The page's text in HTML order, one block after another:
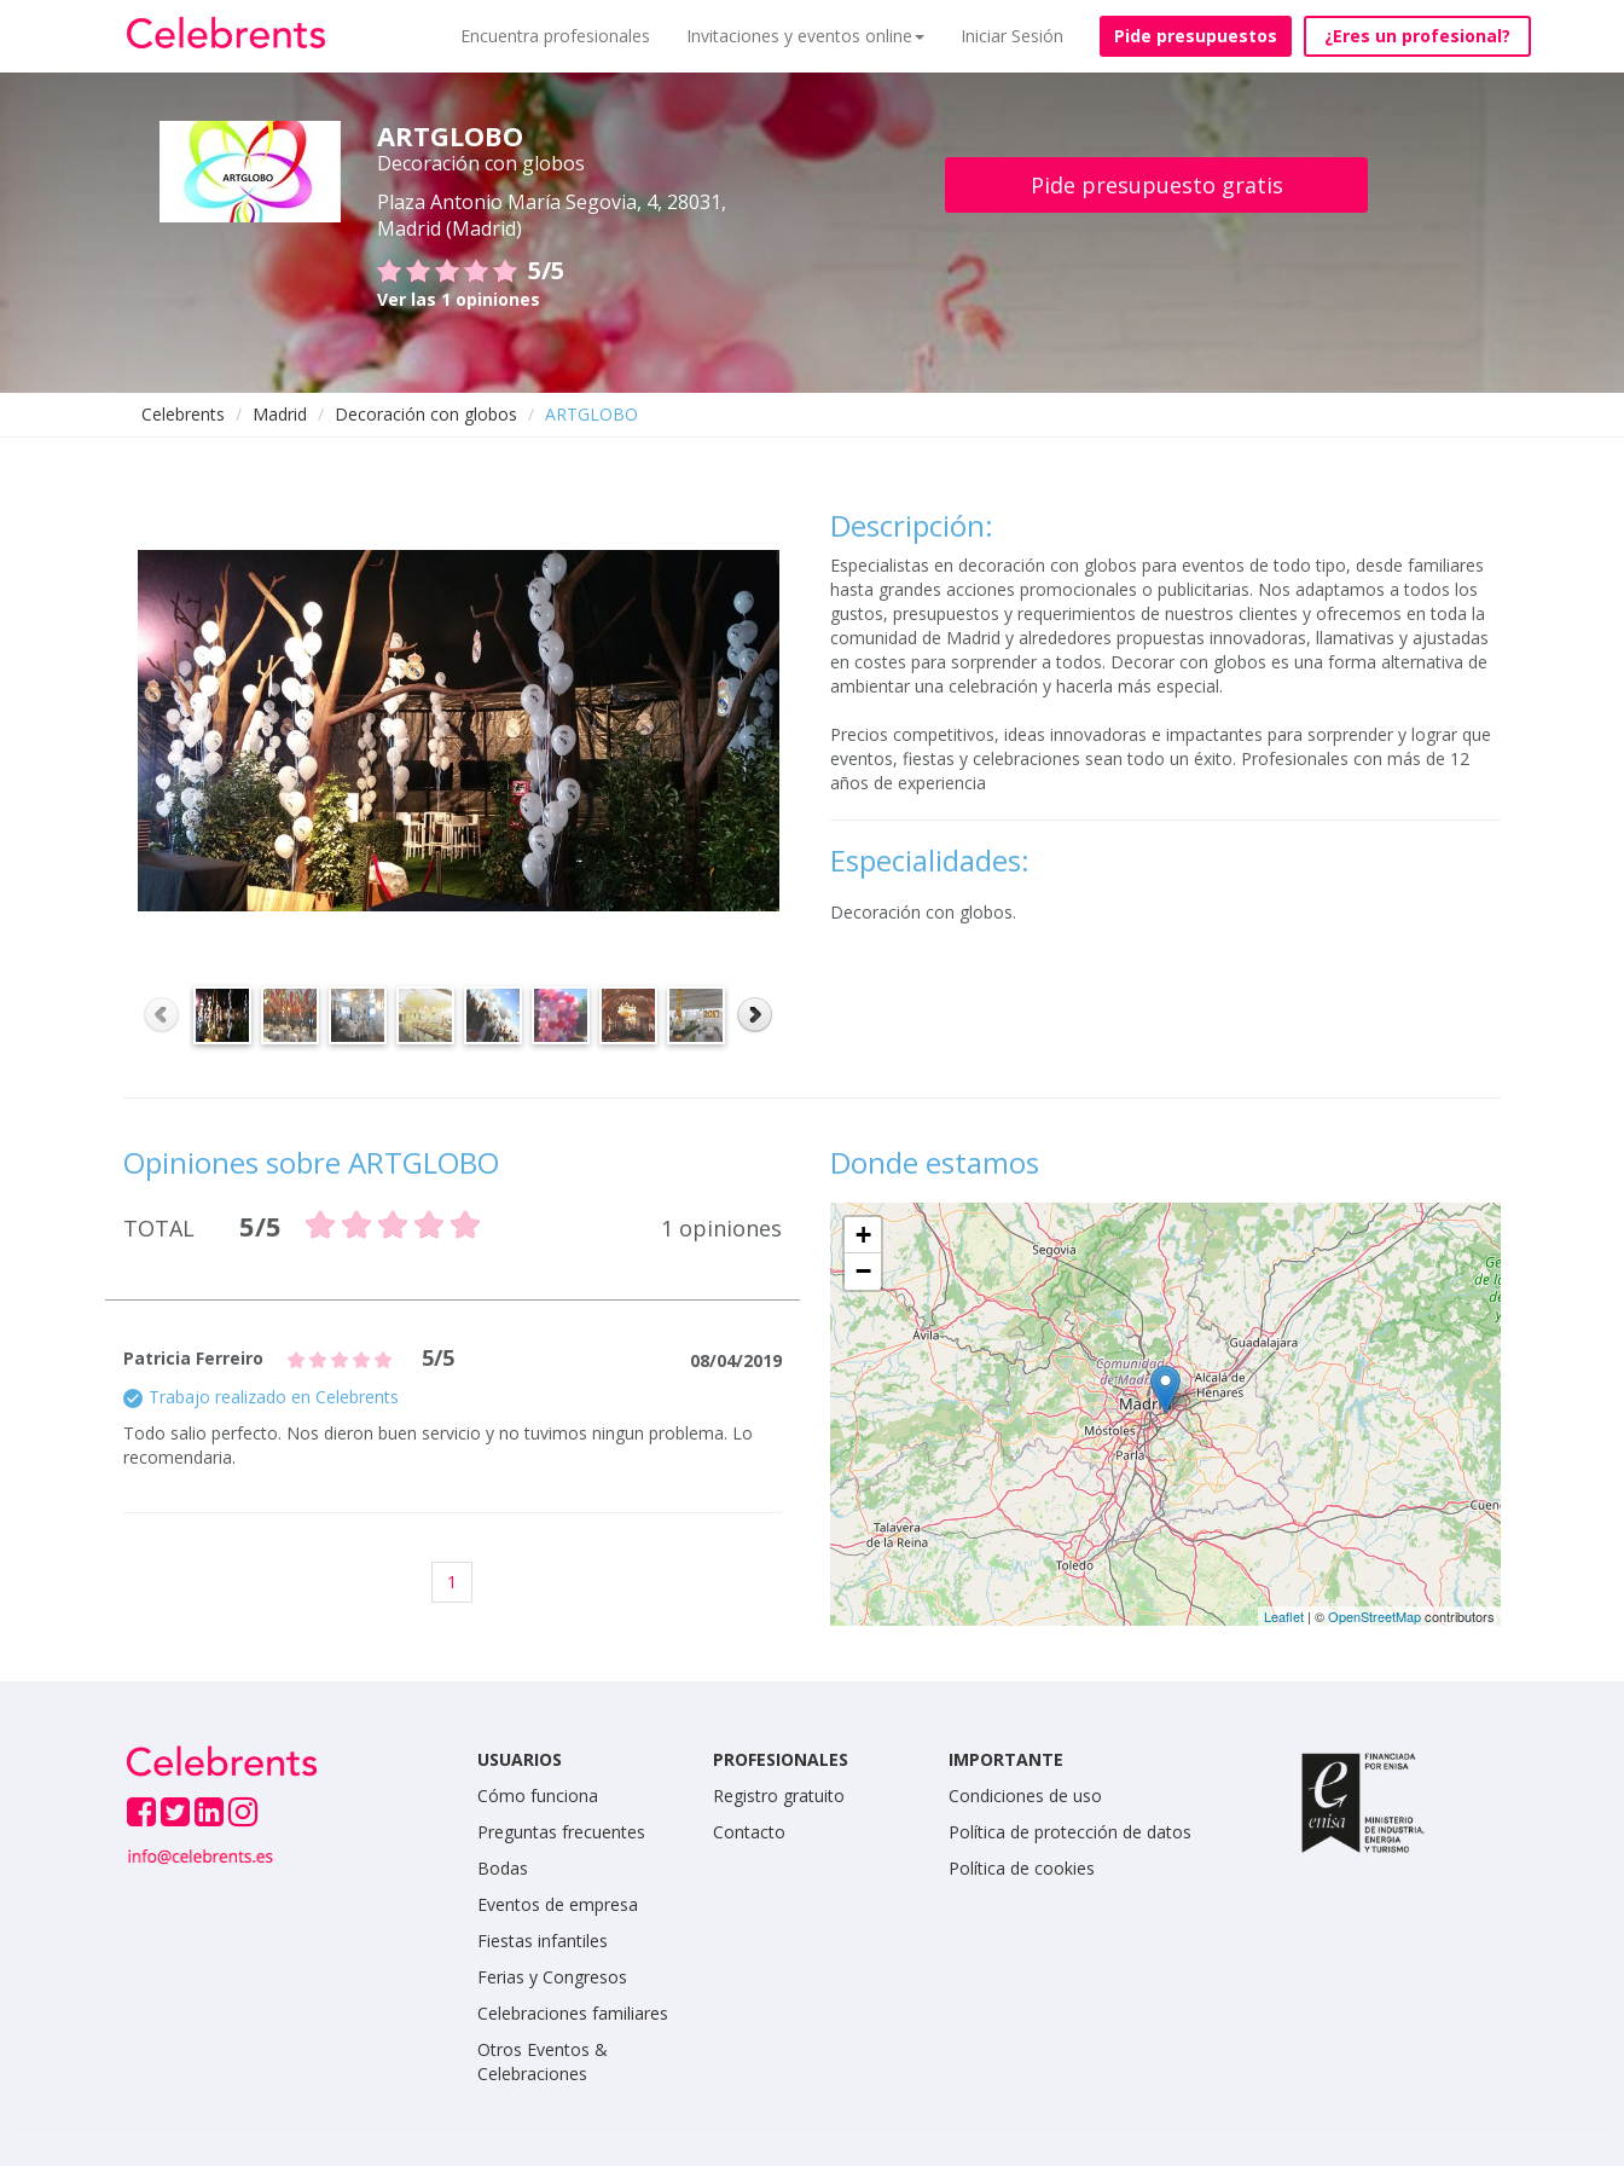
Encuentra profesionales Invitaciones y eventos online Iniciar Sesión Pide presupuestos ¿Eres un profesional?
ARTGLOBO
Decoración con globos
Plaza Antonio María Segovia, 4, 28031,
Madrid (Madrid)
5/5
Ver las 1 opiniones
Pide presupuesto gratis
Celebrents Madrid Decoración con globos ARTGLOBO
Descripción:
Especialistas en decoración con globos para eventos de todo tipo, desde familiares
hasta grandes acciones promocionales o publicitarias. Nos adaptamos a todos los
gustos, presupuestos y requerimientos de nuestros clientes y ofrecemos en toda la
comunidad de Madrid y alrededores propuestas innovadoras, llamativas y ajustadas
en costes para sorprender a todos. Decorar con globos es una forma alternativa de
ambientar una celebración y hacerla más especial.
Precios competitivos, ideas innovadoras e impactantes para sorprender y lograr que
eventos, fiestas y celebraciones sean todo un éxito. Profesionales con más de 12
años de experiencia
Especialidades:
Decoración con globos.
Opiniones sobre ARTGLOBO
TOTAL 5/5 1 opiniones
Patricia Ferreiro 5/5
08/04/2019
Trabajo realizado en Celebrents
Todo salio perfecto. Nos dieron buen servicio y no tuvimos ningun problema. Lo
recomendaria.
1
Donde estamos
+
−
Leaflet| ©OpenStreetMapcontributors
USUARIOS
Cómo funciona
Preguntas frecuentes
Bodas
Eventos de empresa
Fiestas infantiles
Ferias y Congresos
Celebraciones familiares
Otros Eventos &
Celebraciones
PROFESIONALES
Registro gratuito
Contacto
IMPORTANTE
Condiciones de uso
Política de protección de datos
Política de cookies